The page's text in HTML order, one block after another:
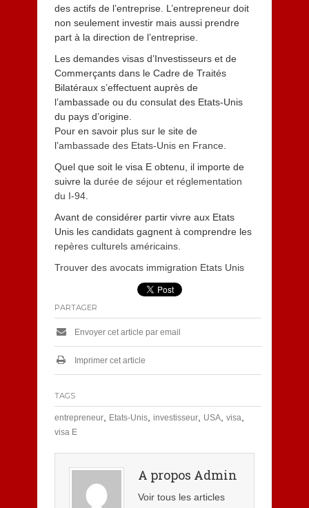
des actifs de l’entreprise. L’entrepreneur doit
non seulement investir mais aussi prendre
part à la direction de l’entreprise.
Les demandes visas d’Investisseurs et de
Commerçants dans le Cadre de Traités
Bilatéraux s’effectuent auprès de
l’ambassade ou du consulat des Etats-Unis
du pays d’origine.
Pour en savoir plus sur le site de
l’ambassade des Etats-Unis en France
Quel que soit le visa E obtenu, il importe de
suivre la durée de séjour et réglementation
du I-94.
Avant de considérer partir vivre aux Etats
Unis les candidats gagnent à comprendre les
repères culturels américains.
Trouver des avocats immigration Etats Unis
PARTAGER
Envoyer cet article par email
Imprimer cet article
TAGS
entrepreneur, Etats-Unis, investisseur, USA, visa
visa E
A propos Admin
Voir tous les articles